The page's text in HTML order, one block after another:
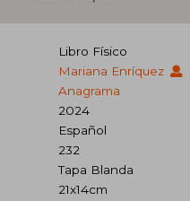
Libro Físico
Mariana Enríquez
Anagrama
2024
Español
232
Tapa Blanda
21x14cm